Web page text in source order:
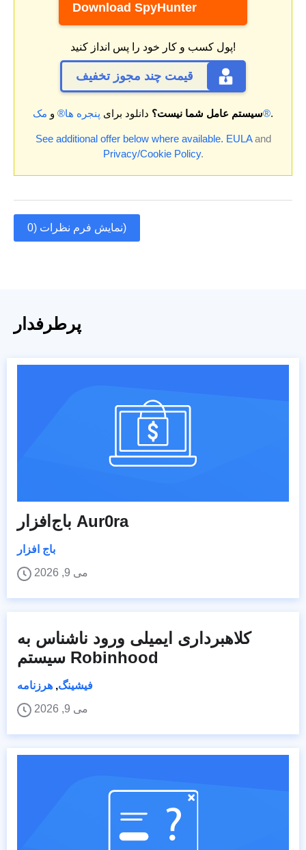
Download SpyHunter
پول کسب و کار خود را پس انداز کنید!
قیمت چند مجوز تخفیف
سیستم عامل شما نیست؟ دانلود برای پنجره ها® و مک®.
See additional offer below where available. EULAand
Privacy/Cookie Policy.
نمایش فرم نظرات (0)
پرطرفدار
باج‌افزار Aur0ra
باج افزار
می 9, 2026
کلاهبرداری ایمیلی ورود ناشناس به
سیستم Robinhood
فیشینگ, هرزنامه
می 9, 2026